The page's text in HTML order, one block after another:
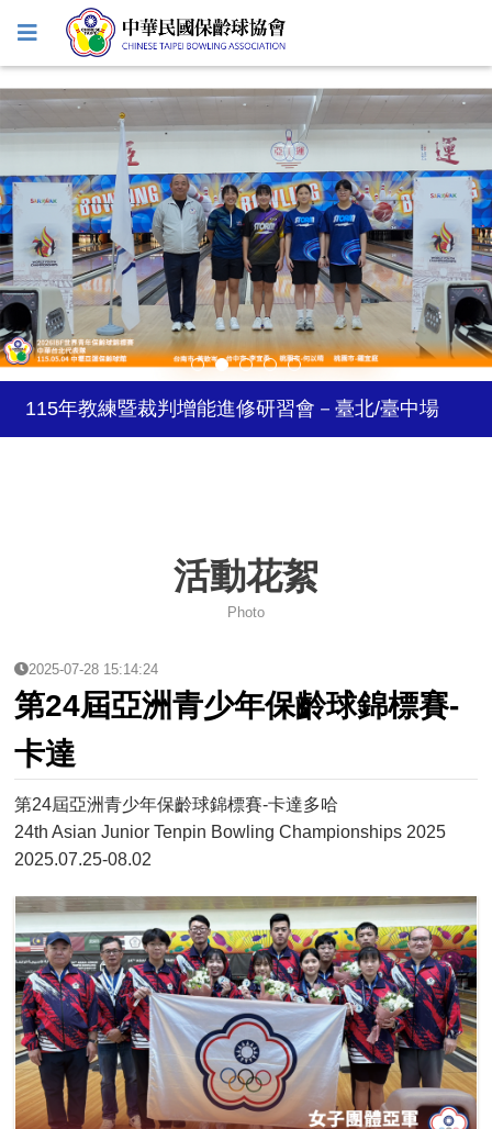
2027年日本關西世界壯年運動會
2026年風暴台灣飛碟盃
115年教練暨裁判增能進修研習會－臺北/臺中場
2026年5-6月國際公開賽自費參賽選手登記
性平兒少及其他不法事件零容忍
中華民國保齡球協會第14屆會員大會會議紀錄
115年第14屆組織改選公告
2027年日本關西世界壯年運動會
2026年風暴台灣飛碟盃
活動花絮
Photo
2025-07-28 15:14:24
第24屆亞洲青少年保齡球錦標賽-
卡達
第24屆亞洲青少年保齡球錦標賽-卡達多哈
24th Asian Junior Tenpin Bowling Championships 2025
2025.07.25-08.02